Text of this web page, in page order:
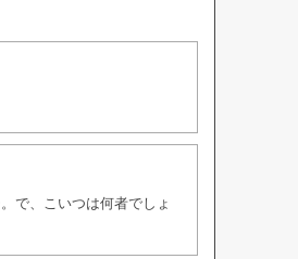
で、こいつは何者でしょ